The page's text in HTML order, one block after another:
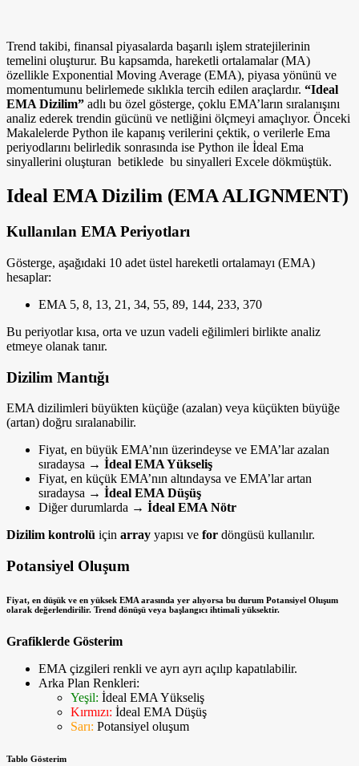
Trend takibi, finansal piyasalarda başarılı işlem stratejilerinin
temelini oluşturur. Bu kapsamda, hareketli ortalamalar (MA)
özellikle Exponential Moving Average (EMA), piyasa yönünü ve
momentumunu belirlemede sıklıkla tercih edilen araçlardır. “Ideal
EMA Dizilim” adlı bu özel gösterge, çoklu EMA’ların sıralanışını
analiz ederek trendin gücünü ve netliğini ölçmeyi amaçlıyor. Önceki
Makalelerde Python ile kapanış verilerini çektik, o verilerle Ema
periyodlarını belirledik sonrasında ise Python ile İdeal Ema
sinyallerini oluşturan betiklede bu sinyalleri Excele dökmüştük.
Ideal EMA Dizilim (EMA ALIGNMENT)
Kullanılan EMA Periyotları
Gösterge, aşağıdaki 10 adet üstel hareketli ortalamayı (EMA)
hesaplar:
EMA 5, 8, 13, 21, 34, 55, 89, 144, 233, 370
Bu periyotlar kısa, orta ve uzun vadeli eğilimleri birlikte analiz
etmeye olanak tanır.
Dizilim Mantığı
EMA dizilimleri büyükten küçüğe (azalan) veya küçükten büyüğe
(artan) doğru sıralanabilir.
Fiyat, en büyük EMA’nın üzerindeyse ve EMA’lar azalan
sıradaysa → İdeal EMA Yükseliş
Fiyat, en küçük EMA’nın altındaysa ve EMA’lar artan
sıradaysa → İdeal EMA Düşüş
Diğer durumlarda → İdeal EMA Nötr
Dizilim kontrolü için array yapısı ve for döngüsü kullanılır.
Potansiyel Oluşum
Fiyat, en düşük ve en yüksek EMA arasında yer alıyorsa bu durum Potansiyel Oluşum
olarak değerlendirilir. Trend dönüşü veya başlangıcı ihtimali yüksektir.
Grafiklerde Gösterim
EMA çizgileri renkli ve ayrı ayrı açılıp kapatılabilir.
Arka Plan Renkleri:
Yeşil: İdeal EMA Yükseliş
Kırmızı: İdeal EMA Düşüş
Sarı: Potansiyel oluşum
Tablo Gösterim